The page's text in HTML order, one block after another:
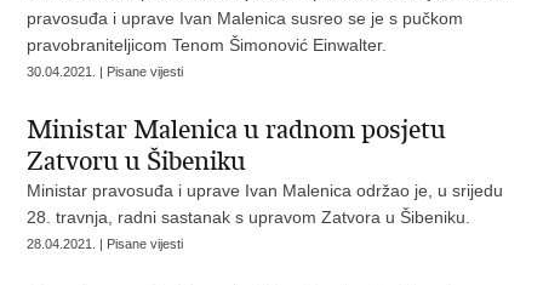
pravosuđa i uprave Ivan Malenica susreo se je s pučkom
pravobraniteljicom Tenom Šimonović Einwalter.
30.04.2021. | Pisane vijesti
Ministar Malenica u radnom posjetu
Zatvoru u Šibeniku
Ministar pravosuđa i uprave Ivan Malenica održao je, u srijedu
28. travnja, radni sastanak s upravom Zatvora u Šibeniku.
28.04.2021. | Pisane vijesti